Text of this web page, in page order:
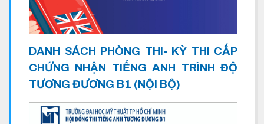
DANH SÁCH PHÒNG THI- KỲ THI CẤP
CHỨNG NHẬN TIẾNG ANH TRÌNH ĐỘ
TƯƠNG ĐƯƠNG B1 (NỘI BỘ)